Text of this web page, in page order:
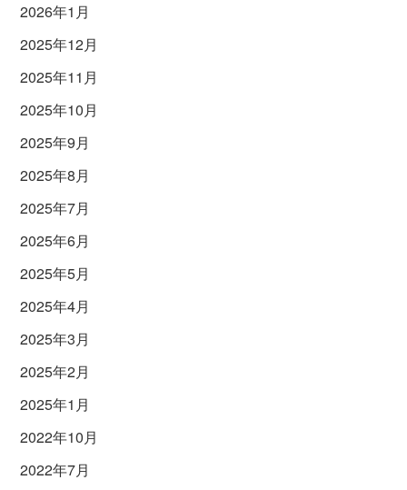
2026年1月
2025年12月
2025年11月
2025年10月
2025年9月
2025年8月
2025年7月
2025年6月
2025年5月
2025年4月
2025年3月
2025年2月
2025年1月
2022年10月
2022年7月